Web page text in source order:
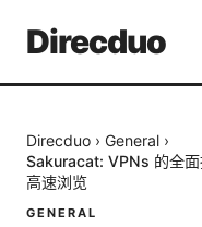
Direcduo
Direcduo › General ›
Sakuracat: VPNs 的全面
高速浏览
GENERAL